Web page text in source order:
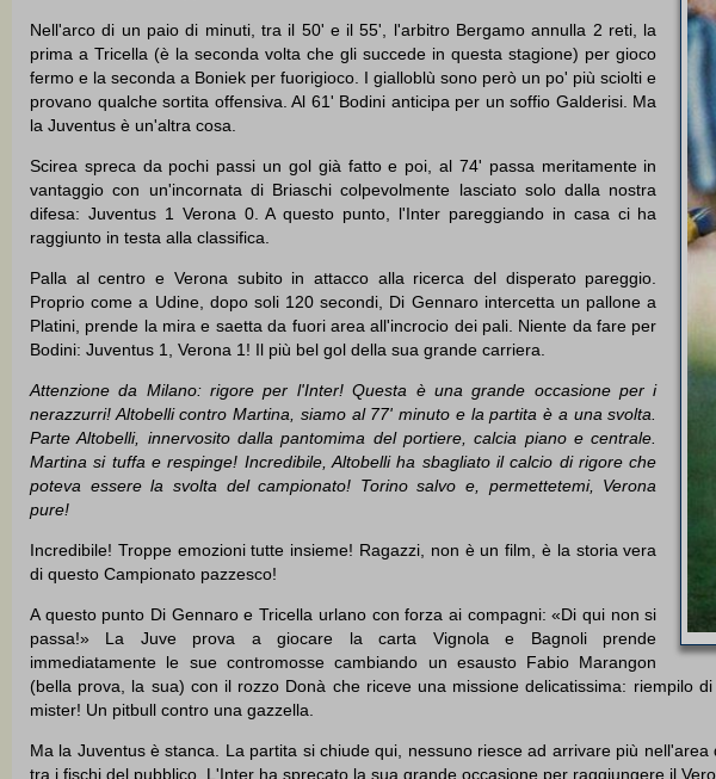
Nell'arco di un paio di minuti, tra il 50' e il 55', l'arbitro Bergamo annulla 2 reti, la
prima a Tricella (è la seconda volta che gli succede in questa stagione) per gioco
fermo e la seconda a Boniek per fuorigioco. I gialloblù sono però un po' più sciolti e
provano qualche sortita offensiva. Al 61' Bodini anticipa per un soffio Galderisi. Ma
la Juventus è un'altra cosa.
Scirea spreca da pochi passi un gol già fatto e poi, al 74' passa meritamente in
vantaggio con un'incornata di Briaschi colpevolmente lasciato solo dalla nostra
difesa: Juventus 1 Verona 0. A questo punto, l'Inter pareggiando in casa ci ha
raggiunto in testa alla classifica.
Palla al centro e Verona subito in attacco alla ricerca del disperato pareggio.
Proprio come a Udine, dopo soli 120 secondi, Di Gennaro intercetta un pallone a
Platini, prende la mira e saetta da fuori area all'incrocio dei pali. Niente da fare per
Bodini: Juventus 1, Verona 1! Il più bel gol della sua grande carriera.
Attenzione da Milano: rigore per l'Inter! Questa è una grande occasione per i
nerazzurri! Altobelli contro Martina, siamo al 77' minuto e la partita è a una svolta.
Parte Altobelli, innervosito dalla pantomima del portiere, calcia piano e centrale.
Martina si tuffa e respinge! Incredibile, Altobelli ha sbagliato il calcio di rigore che
poteva essere la svolta del campionato! Torino salvo e, permettetemi, Verona
pure!
Incredibile! Troppe emozioni tutte insieme! Ragazzi, non è un film, è la storia vera
di questo Campionato pazzesco!
A questo punto Di Gennaro e Tricella urlano con forza ai compagni: «Di qui non si
passa!» La Juve prova a giocare la carta Vignola e Bagnoli prende
immediatamente le sue contromosse cambiando un esausto Fabio Marangon
(bella prova, la sua) con il rozzo Donà che riceve una missione delicatissima: riempilo
mister! Un pitbull contro una gazzella.
Ma la Juventus è stanca. La partita si chiude qui, nessuno riesce ad arrivare più
tra i fischi del pubblico. L'Inter ha sprecato la sua grande occasione per raggiungere il